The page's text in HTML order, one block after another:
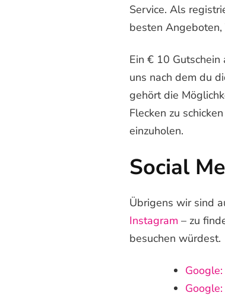
Service. Als
besten
Ein € 10
uns nach dem du
gehört die
Flecken zu
einzuholen.
Social
Übrigens wir sind
Instagram – zu
besuchen würdest.